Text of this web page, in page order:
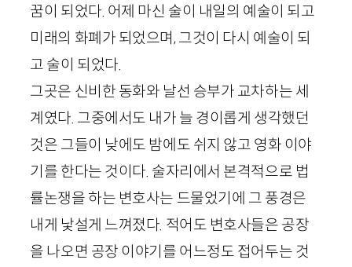
꿈이 되었다. 어제 마신 술이 내일의 예술이 되고
미래의 화폐가 되었으며, 그것이 다시 예술이 되
고 술이 되었다.
그곳은 신비한 동화와 날선 승부가 교차하는 세
계였다. 그중에서도 내가 늘 경이롭게 생각했던
것은 그들이 낮에도 밤에도 쉬지 않고 영화 이야
기를 한다는 것이다. 술자리에서 본격적으로 법
률논쟁을 하는 변호사는 드물었기에 그 풍경은
내게 낯설게 느껴졌다. 적어도 변호사들은 공장
을 나오면 공장 이야기를 어느정도 접어두는 것